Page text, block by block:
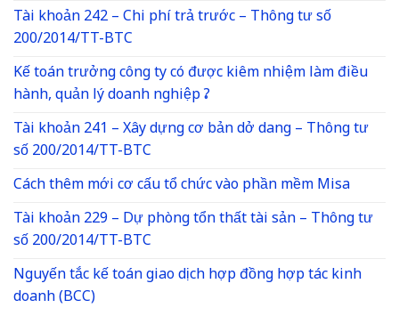
Tài khoản 242 – Chi phí trả trước – Thông tư số
200/2014/TT-BTC
Kế toán trưởng công ty có được kiêm nhiệm làm điều
hành, quản lý doanh nghiệp ?
Tài khoản 241 – Xây dựng cơ bản dở dang – Thông tư
số 200/2014/TT-BTC
Cách thêm mới cơ cấu tổ chức vào phần mềm Misa
Tài khoản 229 – Dự phòng tổn thất tài sản – Thông tư
số 200/2014/TT-BTC
Nguyến tắc kế toán giao dịch hợp đồng hợp tác kinh
doanh (BCC)